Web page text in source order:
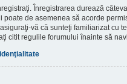
Înregistrarea durează
poate de asemenea să acorde
vă că sunteţi familiarizat cu
citit regulile forumului înainte să